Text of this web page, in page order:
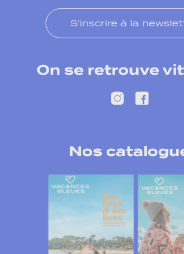
S'inscrire à la
On se retrouve
Nos